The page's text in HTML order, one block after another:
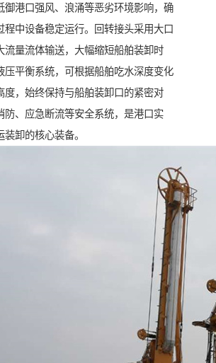
御港口强风、浪涌等恶劣环境影响，确
程中设备稳定运行。回转接头采用大口
流量流体输送，大幅缩短船舶装卸时
压平衡系统，可根据船舶吃水深度变化
度，始终保持与船舶装卸口的紧密对
防、应急断流等安全系统，是港口实
卸的核心装备。